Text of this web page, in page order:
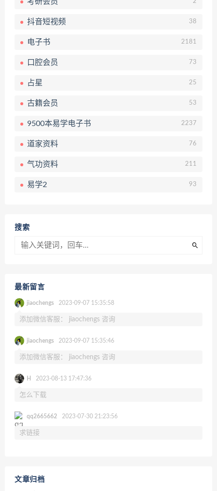
2
抖音短视频 38
电子书 2181
口腔会员 73
占星 25
古籍会员 53
9500本易学电子书 2237
道家资料 76
气功资料 211
易学2 93
搜索
最新留言
jiaochengs 2023-09-07 15:35:58
添加微信客服： jiaochengs 咨询
jiaochengs 2023-09-07 15:35:46
添加微信客服： jiaochengs 咨询
H 2023-08-13 17:47:36
怎么下载
qq2665662 2023-07-30 21:23:56
求链接
文章归档